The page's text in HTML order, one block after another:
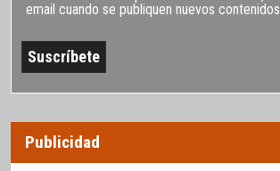
email cuando se publiquen nuevos contenidos
Publicidad